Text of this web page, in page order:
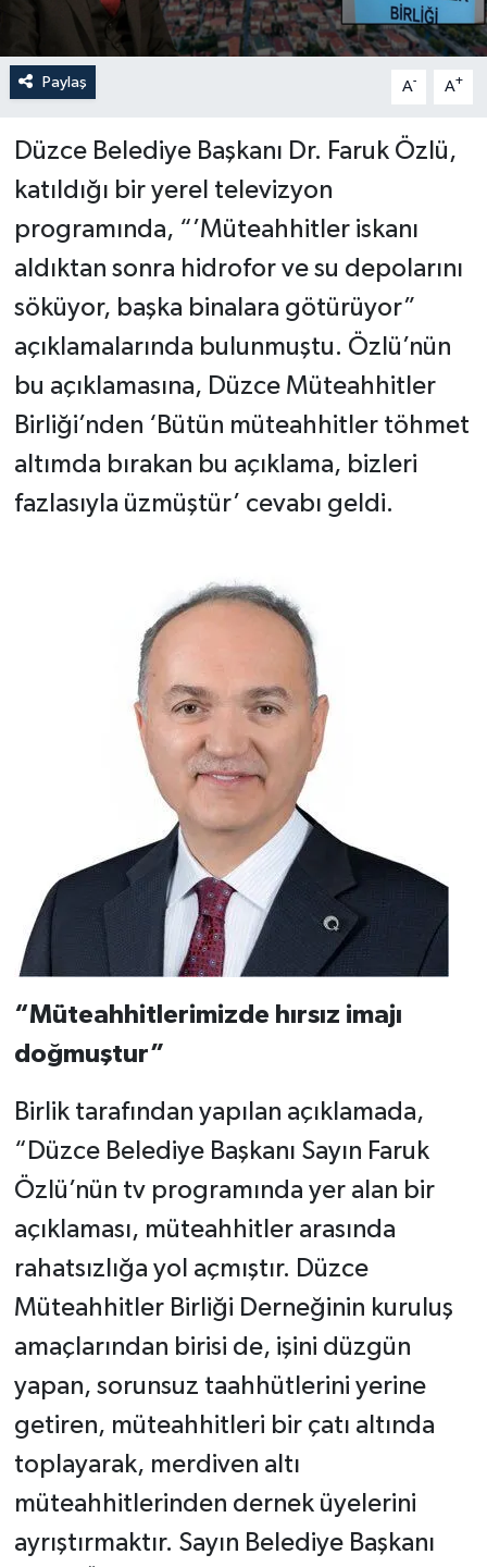
Paylaş A- A+
Düzce Belediye Başkanı Dr. Faruk Özlü,
katıldığı bir yerel televizyon
programında, “’Müteahhitler iskanı
aldıktan sonra hidrofor ve su depolarını
söküyor, başka binalara götürüyor”
açıklamalarında bulunmuştu. Özlü’nün
bu açıklamasına, Düzce Müteahhitler
Birliği’nden ‘Bütün müteahhitler töhmet
altımda bırakan bu açıklama, bizleri
fazlasıyla üzmüştür’ cevabı geldi.
“Müteahhitlerimizde hırsız imajı
doğmuştur”
Birlik tarafından yapılan açıklamada,
“Düzce Belediye Başkanı Sayın Faruk
Özlü’nün tv programında yer alan bir
açıklaması, müteahhitler arasında
rahatsızlığa yol açmıştır. Düzce
Müteahhitler Birliği Derneğinin kuruluş
amaçlarından birisi de, işini düzgün
yapan, sorunsuz taahhütlerini yerine
getiren, müteahhitleri bir çatı altında
toplayarak, merdiven altı
müteahhitlerinden dernek üyelerini
ayrıştırmaktır. Sayın Belediye Başkanı